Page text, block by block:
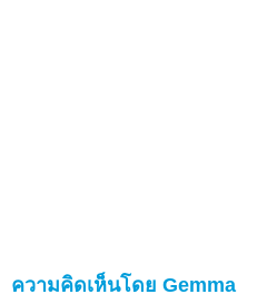
ความคิดเห็นโดย Gemma